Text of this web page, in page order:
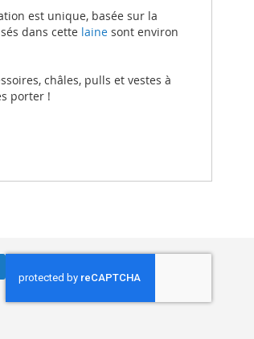
est unique, basée sur la
dans cette laine sont environ
châles, pulls et vestes à
porter !